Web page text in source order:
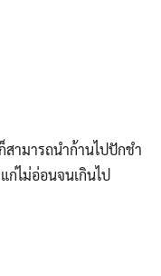
สามารถนำก้านไปปักชำ
ก่ไม่อ่อนจนเกินไป